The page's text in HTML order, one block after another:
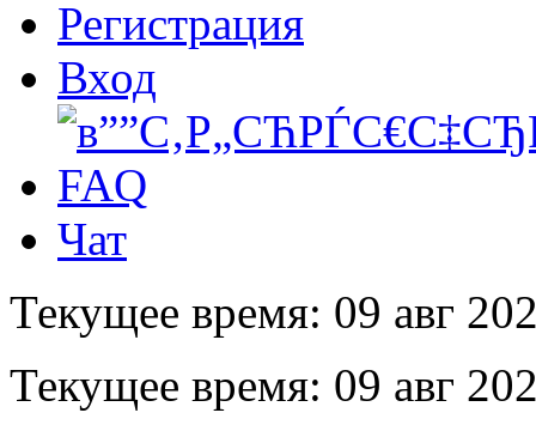
Регистрация
Вход
FAQ
Чат
Текущее время: 09 авг
Текущее время: 09 авг